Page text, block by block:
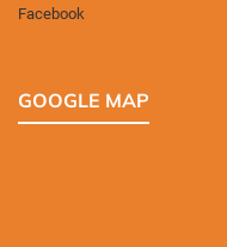
Facebook
GOOGLE MAP